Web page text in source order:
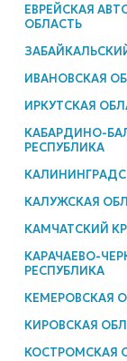
ЕВРЕЙСКАЯ
ОБЛАСТЬ
ИВАНОВСКАЯ
ИРКУТСКАЯ
КАБАРДИНО-
РЕСПУБЛИКА
КАЛУЖСКАЯ
КАМЧАТСКИЙ
КАРАЧАЕВО-
РЕСПУБЛИКА
КЕМЕРОВСКАЯ
КИРОВСКАЯ
КОСТРОМСКАЯ